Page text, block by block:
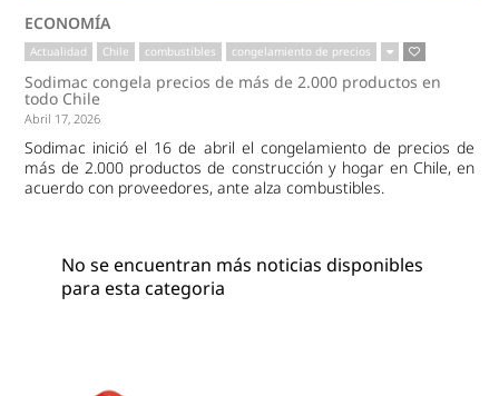
ECONOMÍA
Actualidad Chile combustibles congelamiento de precios
Sodimac congela precios de más de 2.000 productos en
todo Chile
Abril 17, 2026
Sodimac inició el 16 de abril el congelamiento de precios de
más de 2.000 productos de construcción y hogar en Chile, en
acuerdo con proveedores, ante alza combustibles.
No se encuentran más noticias disponibles
para esta categoria